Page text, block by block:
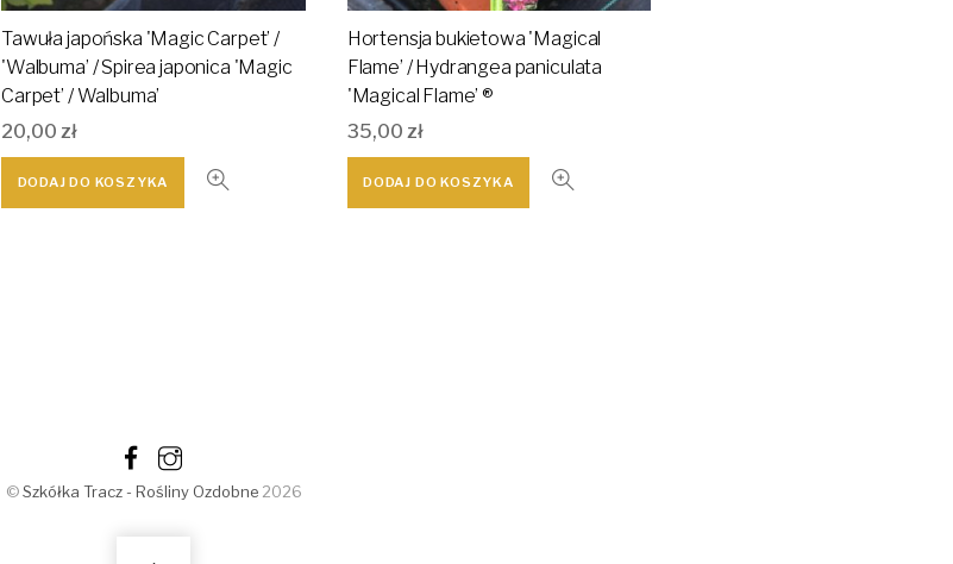
Tawuła japońska 'Magic Carpet’ /
'Walbuma’ / Spirea japonica 'Magic
Carpet’ / Walbuma’
20,00zł
DODAJ DO KOSZYKA
Hortensja bukietowa 'Magical
Flame’ / Hydrangea paniculata
'Magical Flame’ ®
35,00 zł
DODAJ DO KOSZYKA
© Szkółka Tracz - Rośliny Ozdobne2026